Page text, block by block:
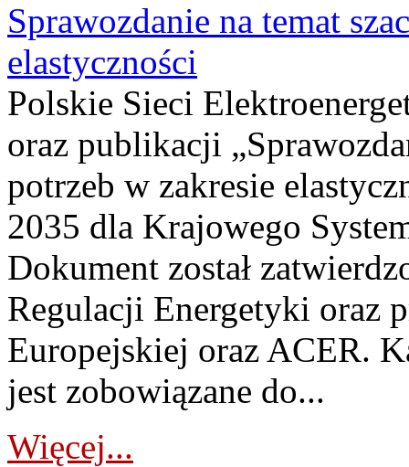
Sprawozdanie na temat
elastyczności
Polskie Sieci
oraz publikacji
potrzeb w zakresie
2035 dla Krajowego
Dokument został
Regulacji Energetyki oraz
Europejskiej oraz ACER.
jest zobowiązane do...
Więcej...